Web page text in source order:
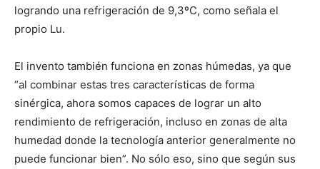
logrando una refrigeración de 9,3ºC, como señala el
propio Lu.
El invento también funciona en zonas húmedas, ya que
“al combinar estas tres características de forma
sinérgica, ahora somos capaces de lograr un alto
rendimiento de refrigeración, incluso en zonas de alta
humedad donde la tecnología anterior generalmente no
puede funcionar bien”. No sólo eso, sino que según sus